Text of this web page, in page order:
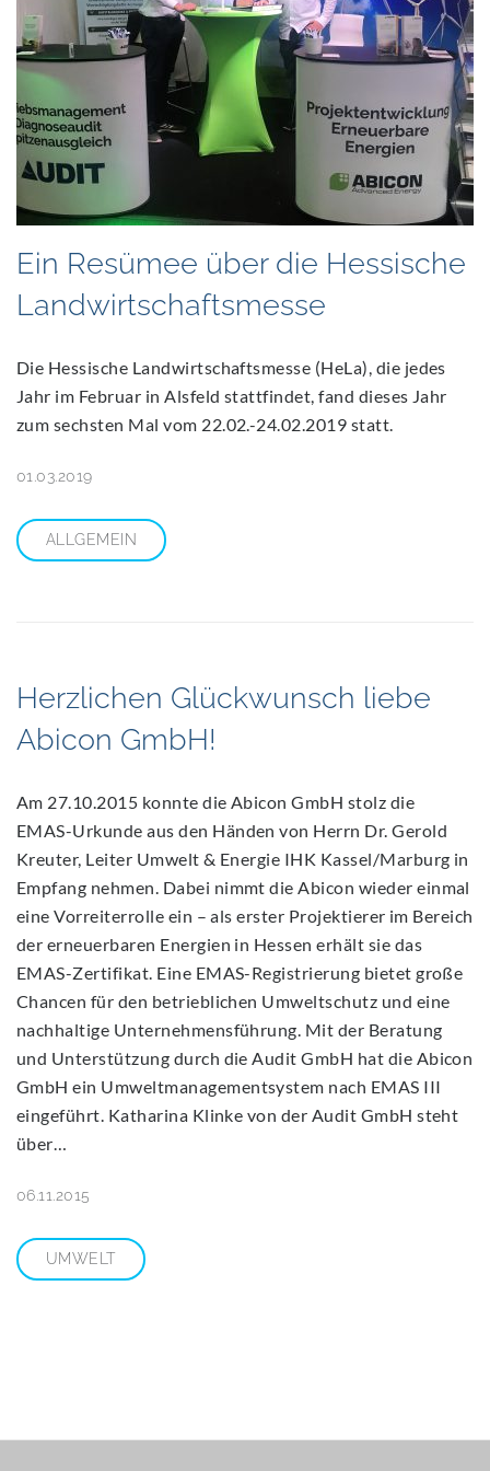
Ein Resümee über die Hessische
Landwirtschaftsmesse
Die Hessische Landwirtschaftsmesse (HeLa), die jedes
Jahr im Februar in Alsfeld stattfindet, fand dieses Jahr
zum sechsten Mal vom 22.02.-24.02.2019 statt.
01.03.2019
ALLGEMEIN
Herzlichen Glückwunsch liebe
Abicon GmbH!
Am 27.10.2015 konnte die Abicon GmbH stolz die
EMAS-Urkunde aus den Händen von Herrn Dr. Gerold
Kreuter, Leiter Umwelt & Energie IHK Kassel/Marburg in
Empfang nehmen. Dabei nimmt die Abicon wieder einmal
eine Vorreiterrolle ein – als erster Projektierer im Bereich
der erneuerbaren Energien in Hessen erhält sie das
EMAS-Zertifikat. Eine EMAS-Registrierung bietet große
Chancen für den betrieblichen Umweltschutz und eine
nachhaltige Unternehmensführung. Mit der Beratung
und Unterstützung durch die Audit GmbH hat die Abicon
GmbH ein Umweltmanagementsystem nach EMAS III
eingeführt. Katharina Klinke von der Audit GmbH steht
über…
06.11.2015
UMWELT